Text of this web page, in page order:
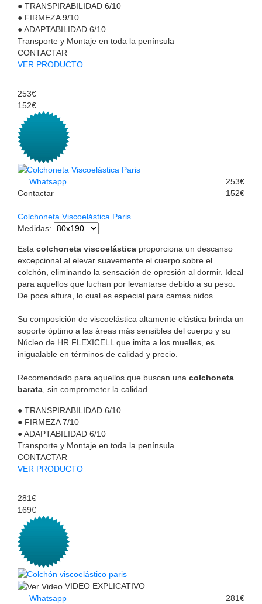
● TRANSPIRABILIDAD 6/10
● FIRMEZA 9/10
●ADAPTABILIDAD 6/10
Transporte y Montaje en toda la península
CONTACTAR
VER PRODUCTO
253€
152€
Whatsapp
Contactar
253€
152€
Colchoneta Viscoelástica Paris
Medidas:
Esta colchoneta viscoelástica proporciona un descanso
excepcional al elevar suavemente el cuerpo sobre el
colchón, eliminando la sensación de opresión al dormir. Ideal
para aquellos que luchan por levantarse debido a su peso.
De poca altura, lo cual es especial para camas nidos.
Su composición de viscoelástica altamente elástica brinda un
soporte óptimo a las áreas más sensibles del cuerpo y su
Núcleo de HR FLEXICELL que imita a los muelles, es
inigualable en términos de calidad y precio.
Recomendado para aquellos que buscan una colchoneta
barata , sin comprometer la calidad.
● TRANSPIRABILIDAD 6/10
● FIRMEZA 7/10
●ADAPTABILIDAD 6/10
Transporte y Montaje en toda la península
CONTACTAR
VER PRODUCTO
281€
169€
VIDEO EXPLICATIVO
Whatsapp
281€